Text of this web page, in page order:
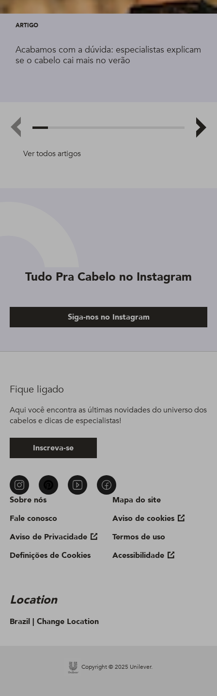
Ver todos artigos
ARTIGO
Acabamos com a dúvida: especialistas explicam
se o cabelo cai mais no verão
Tudo Pra Cabelo no Instagram
Siga-nos no Instagram
Sobre nós
Fale conosco
Aviso de Privacidade
Definições de Cookies
Mapa do site
Aviso de cookies
Termos de uso
Acessibilidade
Location
Brazil | Change Location
Fique ligado
Aqui você encontra as últimas novidades do universo dos
cabelos e dicas de especialistas!
Inscreva-se
Copyright © 2025 Unilever.